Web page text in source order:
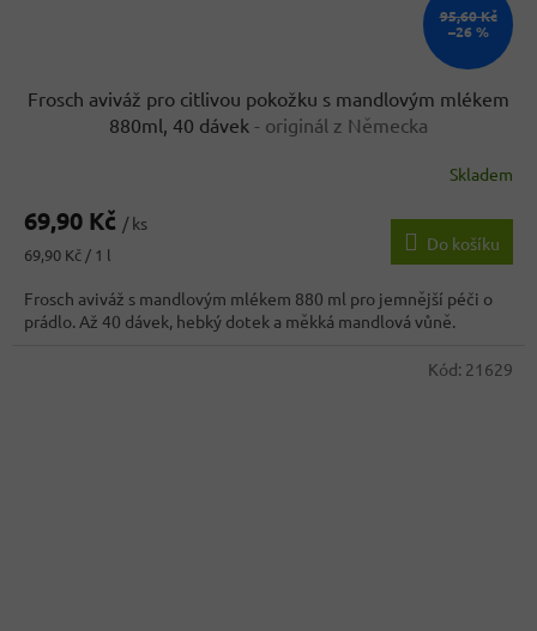
95,60 Kč
–26 %
Frosch aviváž pro citlivou pokožku s mandlovým mlékem
880ml, 40 dávek - originál z Německa
produktu
3,9
z
5
hvězdiček.
Skladem
69,90 Kč / ks
Měrná
69,90 Kč / 1 l
Do košíku
Frosch aviváž s mandlovým mlékem 880 ml pro jemnější péči o
prádlo. Až 40 dávek, hebký dotek a měkká mandlová vůně.
Kód: 21629